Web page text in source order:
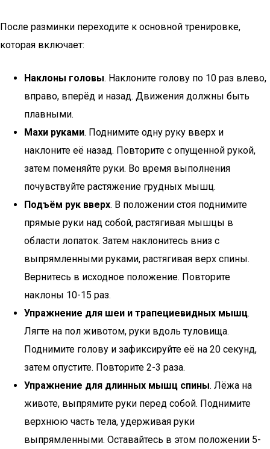
После разминки переходите к основной тренировке,
которая включает:
Наклоны головы. Наклоните голову по 10 раз влево,
вправо, вперёд и назад. Движения должны быть
плавными.
Махи руками. Поднимите одну руку вверх и
наклоните её назад. Повторите с опущенной рукой,
затем поменяйте руки. Во время выполнения
почувствуйте растяжение грудных мышц.
Подъём рук вверх. В положении стоя поднимите
прямые руки над собой, растягивая мышцы в
области лопаток. Затем наклонитесь вниз с
выпрямленными руками, растягивая верх спины.
Вернитесь в исходное положение. Повторите
наклоны 10-15 раз.
Упражнение для шеи и трапециевидных мышц.
Лягте на пол животом, руки вдоль туловища.
Поднимите голову и зафиксируйте её на 20 секунд,
затем опустите. Повторите 2-3 раза.
Упражнение для длинных мышц спины. Лёжа на
животе, выпрямите руки перед собой. Поднимите
верхнюю часть тела, удерживая руки
выпрямленными. Оставайтесь в этом положении 5-